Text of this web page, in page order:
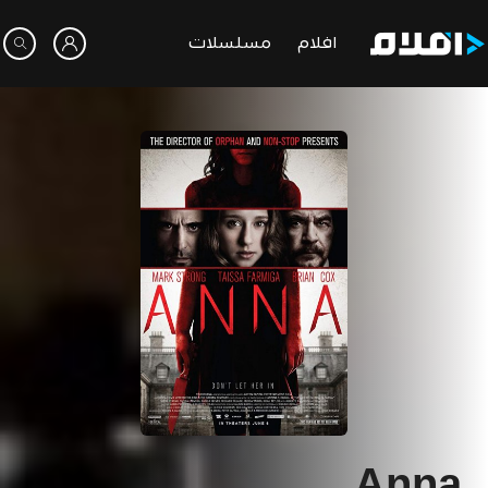
افلام مسلسلات